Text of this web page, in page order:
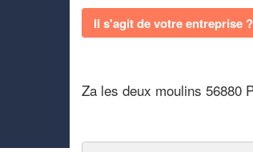
Il s'agit de votre entreprise ?
Za les deux moulins 56880